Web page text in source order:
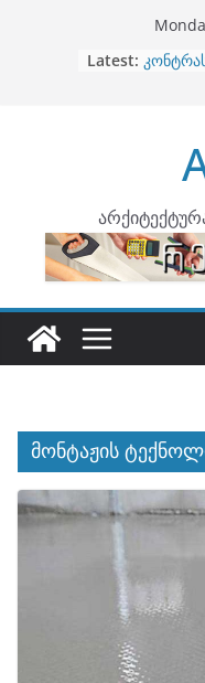
Latest:
მონტაჟის